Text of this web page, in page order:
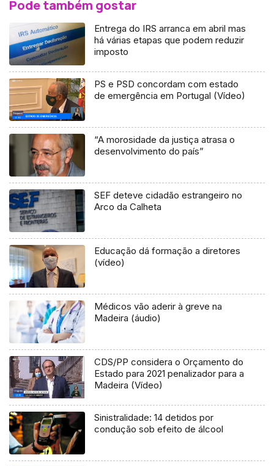
Pode também gostar
Entrega do IRS arranca em abril mas
há várias etapas que podem reduzir
imposto
PS e PSD concordam com estado
de emergência em Portugal (Vídeo)
“A morosidade da justiça atrasa o
desenvolvimento do país”
SEF deteve cidadão estrangeiro no
Arco da Calheta
Educação dá formação a diretores
(vídeo)
Médicos vão aderir à greve na
Madeira (áudio)
CDS/PP considera o Orçamento do
Estado para 2021 penalizador para a
Madeira (Vídeo)
Sinistralidade: 14 detidos por
condução sob efeito de álcool